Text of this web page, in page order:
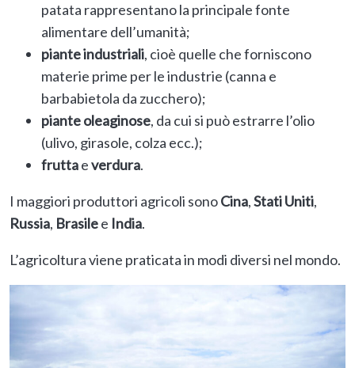
patata rappresentano la principale fonte
alimentare dell’umanità;
piante industriali, cioè quelle che forniscono
materie prime per le industrie (canna e
barbabietola da zucchero);
piante oleaginose, da cui si può estrarre l’olio
(ulivo, girasole, colza ecc.);
fruttaeverdura.
I maggiori produttori agricoli sonoCina,Stati Uniti,
Russia, Brasilee India.
L’agricoltura viene praticata in modi diversi nel mondo.